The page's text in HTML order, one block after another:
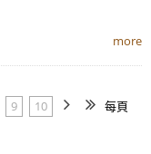
more
9 10
每頁